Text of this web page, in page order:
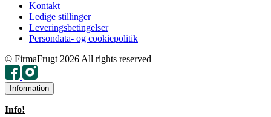
Kontakt
Ledige stillinger
Leveringsbetingelser
Persondata- og cookiepolitik
© FirmaFrugt 2026 All rights reserved
Information
Info!